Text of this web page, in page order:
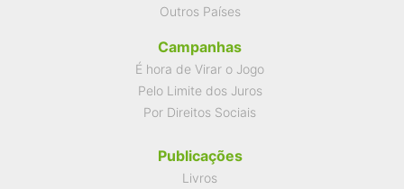
Outros Países
Campanhas
É hora de Virar o Jogo
Pelo Limite dos Juros
Por Direitos Sociais
Publicações
Livros